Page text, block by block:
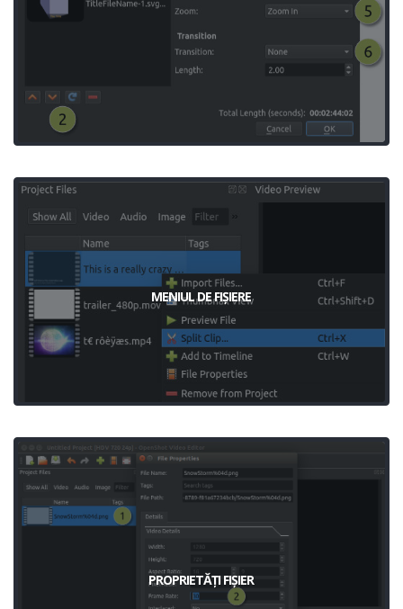
MENIUL DE FIȘIERE
PROPRIETĂȚI FIȘIER